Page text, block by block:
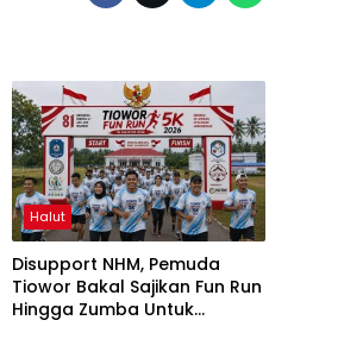
Halut
Disupport NHM, Pemuda
Tiowor Bakal Sajikan Fun Run
Hingga Zumba Untuk